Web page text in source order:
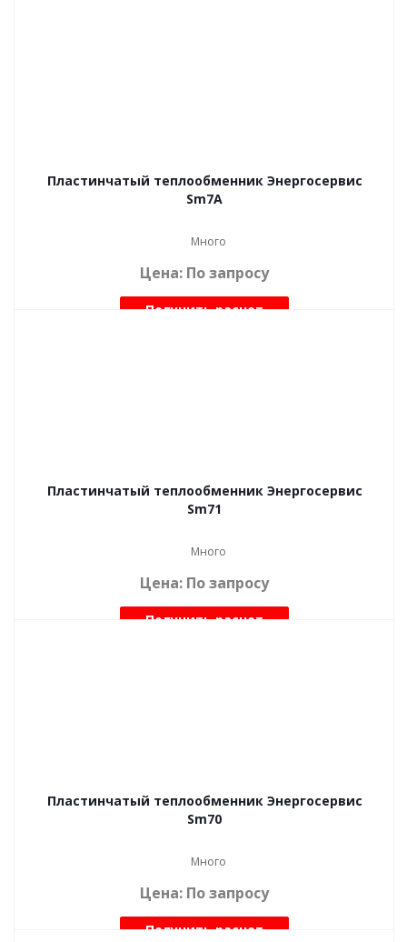
Пластинчатый теплообменник Энергосервис
Sm7A
Много
Цена: По запросу
Получить расчет
Пластинчатый теплообменник Энергосервис
Sm71
Много
Цена: По запросу
Получить расчет
Пластинчатый теплообменник Энергосервис
Sm70
Много
Цена: По запросу
Получить расчет